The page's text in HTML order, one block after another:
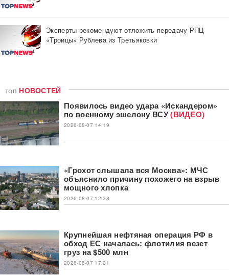
Эксперты рекомендуют отложить передачу РПЦ
«Троицы» Рублева из Третьяковки
топ НОВОСТЕЙ
Появилось видео удара «Искандером»
по военному эшелону ВСУ(ВИДЕО)
2026-08-07 14:19
«Грохот слышала вся Москва»: МЧС
объяснило причину похожего на взрыв
мощного хлопка
2026-08-07 12:38
Крупнейшая нефтяная операция РФ в
обход ЕС началась: флотилия везет
груз на $500 млн
2026-08-07 17:21